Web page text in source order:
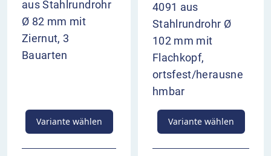
aus Stahlrundrohr
Ø 82 mm mit
Ziernut, 3
Bauarten
Variante wählen
4091 aus
Stahlrundrohr Ø
102 mm mit
Flachkopf,
ortsfest/herausne
hmbar
Variante wählen